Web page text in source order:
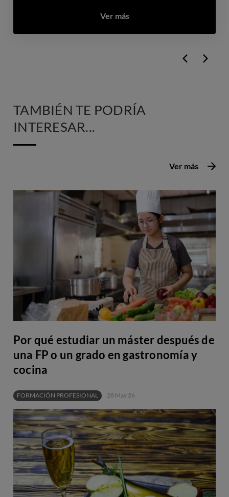
Ver más
TAMBIÉN TE PODRÍA
INTERESAR...
Por qué estudiar un máster después de
una FP o un grado en gastronomía y
cocina
FORMACIÓN PROFESIONAL 28 May 26
Ver más